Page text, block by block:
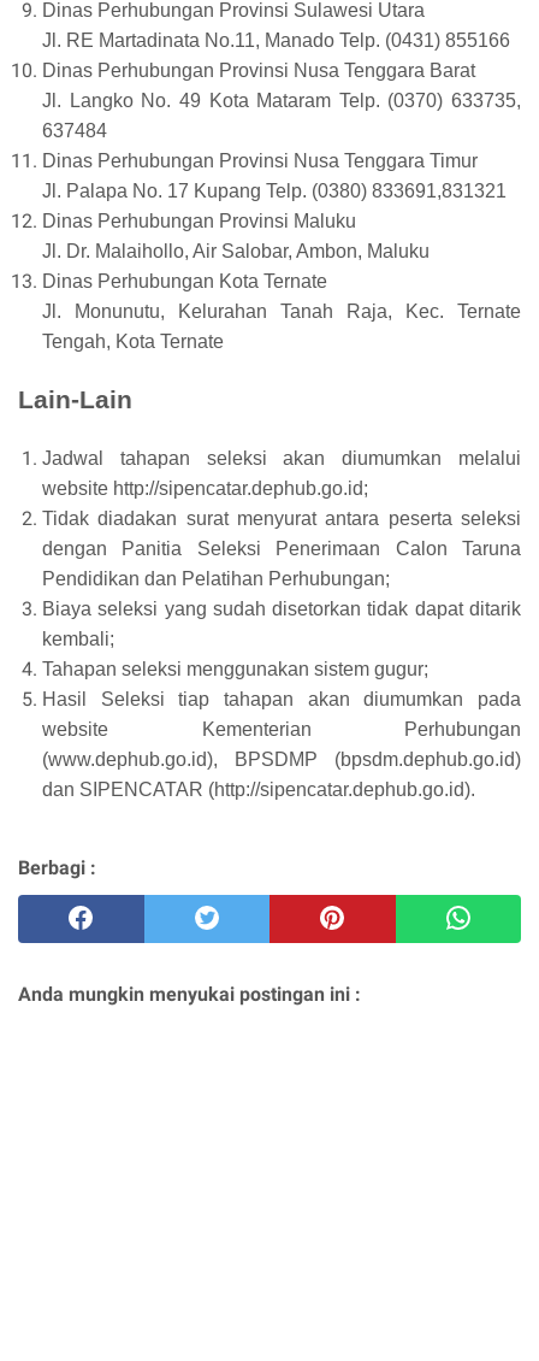
Dinas Perhubungan Provinsi Sulawesi Utara
Jl. RE Martadinata No.11, Manado Telp. (0431) 855166
Dinas Perhubungan Provinsi Nusa Tenggara Barat
Jl. Langko No. 49 Kota Mataram Telp. (0370) 633735,
637484
Dinas Perhubungan Provinsi Nusa Tenggara Timur
Jl. Palapa No. 17 Kupang Telp. (0380) 833691,831321
Dinas Perhubungan Provinsi Maluku
Jl. Dr. Malaihollo, Air Salobar, Ambon, Maluku
Dinas Perhubungan Kota Ternate
Jl. Monunutu, Kelurahan Tanah Raja, Kec. Ternate
Tengah, Kota Ternate
Lain-Lain
Jadwal tahapan seleksi akan diumumkan melalui
website http://sipencatar.dephub.go.id;
Tidak diadakan surat menyurat antara peserta seleksi
dengan Panitia Seleksi Penerimaan Calon Taruna
Pendidikan dan Pelatihan Perhubungan;
Biaya seleksi yang sudah disetorkan tidak dapat ditarik
kembali;
Tahapan seleksi menggunakan sistem gugur;
Hasil Seleksi tiap tahapan akan diumumkan pada
website Kementerian Perhubungan
(www.dephub.go.id), BPSDMP (bpsdm.dephub.go.id)
dan SIPENCATAR (http://sipencatar.dephub.go.id).
Berbagi :
Anda mungkin menyukai postingan ini :